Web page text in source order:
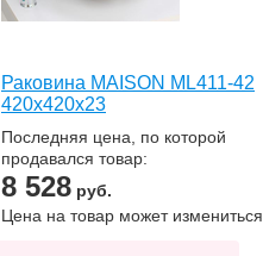
Раковина MAISON ML411-42
420x420x23
Последняя цена, по которой
продавался товар:
8 528 руб.
Цена на товар может измениться